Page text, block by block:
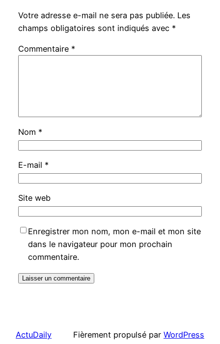
Votre adresse e-mail ne sera pas publiée. Les
champs obligatoires sont indiqués avec *
Commentaire *
Nom *
E-mail *
Site web
Enregistrer mon nom, mon e-mail et mon site
dans le navigateur pour mon prochain
commentaire.
ActuDaily Fièrement propulsé par WordPress